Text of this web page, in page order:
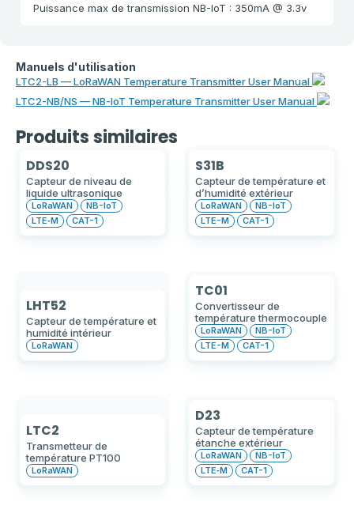
Puissance max de transmission NB-IoT : 350mA @ 3.3v
Manuels d'utilisation
LTC2-LB — LoRaWAN Temperature Transmitter User Manual
LTC2-NB/NS — NB-IoT Temperature Transmitter User Manual
Produits similaires
Capteur de niveau de
liquide ultrasonique
LoRaWAN
NB-IoT
LTE‑M
CAT-1
DDS20
Capteur de température et
d’humidité extérieur
LoRaWAN
NB-IoT
LTE-M
CAT-1
S31B
Capteur de température et
humidité intérieur
LoRaWAN
LHT52
Convertisseur de
température thermocouple
LoRaWAN
NB-IoT
LTE-M
CAT-1
TC01
Transmetteur de
température PT100
LoRaWAN
LTC2
Capteur de température
étanche extérieur
LoRaWAN
NB-IoT
LTE‑M
CAT-1
D23